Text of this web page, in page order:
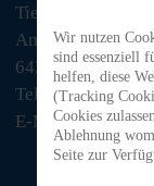
Tiere in Not
Am Morsberg 1
64385
Telefon: 06063 /
E-Mail:
Wir nutzen
sind essenziell
helfen, diese
(Tracking
Cookies
Ablehnung
Seite zur